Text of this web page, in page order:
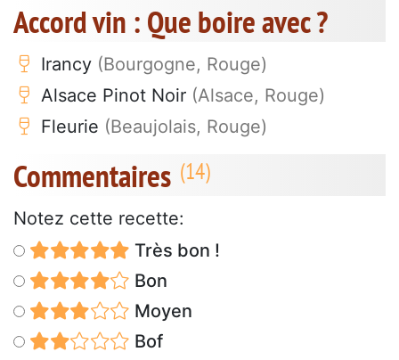
Accord vin : Que boire avec ?
Irancy (Bourgogne, Rouge)
Alsace Pinot Noir (Alsace, Rouge)
Fleurie (Beaujolais, Rouge)
Commentaires
Notez cette recette:
Très bon !
Bon
Moyen
Bof